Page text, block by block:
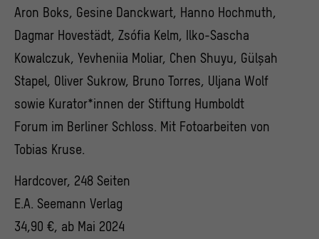
Aron Boks, Gesine Danckwart, Hanno Hochmuth,
Dagmar Hovestädt, Zsófia Kelm, Ilko-Sascha
Kowalczuk, Yevheniia Moliar, Chen Shuyu, Gülşah
Stapel, Oliver Sukrow, Bruno Torres, Uljana Wolf
sowie Kurator*innen der Stiftung Humboldt
Forum im Berliner Schloss. Mit Fotoarbeiten von
Tobias Kruse.
Hardcover, 248 Seiten
E.A. Seemann Verlag
34,90 €, ab Mai 2024